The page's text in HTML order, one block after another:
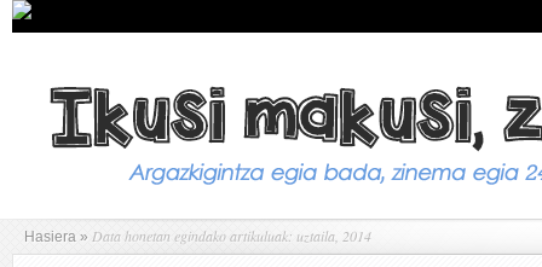
Hasiera » Data honetan egindako artikuluak: uztaila, 2014